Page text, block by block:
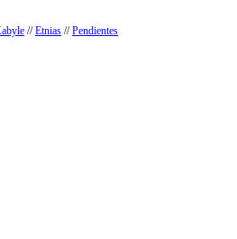
//Etnias //Pendientes